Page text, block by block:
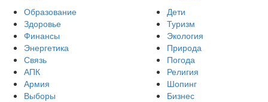
Образование
Здоровье
Финансы
Энергетика
Связь
АПК
Армия
Выборы
Дети
Туризм
Экология
Природа
Погода
Религия
Шопинг
Бизнес